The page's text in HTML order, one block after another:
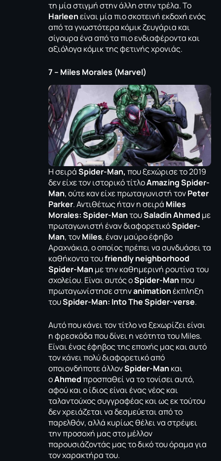
τη μία στιγμή στην άλλη στην τρέλα. Το
Harleenείναι μία πιο σκοτεινή εκδοχή ενός
από τα γνωστότερα κόμικ ζευγάρια και
σίγουρα ένα από τα πιο ενδιαφέροντα και
αξιόλογα κόμικ της φετινής χρονιάς.
7 – Miles Morales (Marvel)
Η σειράSpider-Man, που ξεχώρισε το 2019
δεν είχε τον ιστορικό τίτλοAmazing Spider-
Man, ούτε καν είχε πρωταγωνιστή τονPeter
Parker. Αντιθέτως ήταν η σειρά Miles
Morales: Spider-ManτουSaladin Ahmed με
πρωταγωνιστή έναν διαφορετικόSpider-
Man, τονMiles, έναν μαύρο έφηβο
Αραχνάκια, ο οποίος πρέπει να συνδυάσει τα
καθήκοντα τουfriendly neighborhood
Spider-Man με την καθημερινή ρουτίνα του
σχολείου. Είναι αυτός οSpider-Manπου
πρωταγωνίστησε στηνanimationέκπληξη
τουSpider-Man: Into The Spider-verse.
Αυτό που κάνει τον τίτλο να ξεχωρίζει είναι
η φρεσκάδα που δίνει η νεότητα του Miles.
Είναι ένας έφηβος της εποχής μας και αυτό
τον κάνει πολύ διαφορετικό από
οποιονδήποτε άλλονSpider-Man και
οAhmedπροσπαθεί να το τονίσει αυτό,
αφού και ο ίδιος είναι ένας νέος και
ταλαντούχος συγγραφέας και ως εκ τούτου
δεν χρειάζεται να δεσμεύεται από το
παρελθόν, αλλά κυρίως θέλει να στρέψει
την προσοχή μας στο μέλλον
παρουσιάζοντάς μας το δικό του όραμα για
τον χαρακτήρα του.